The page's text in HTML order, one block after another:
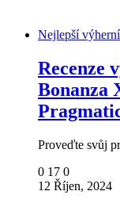
Nejlepší
Recenze
Bonanza
Proveďte svůj
0 17 0
12 Říjen, 2024